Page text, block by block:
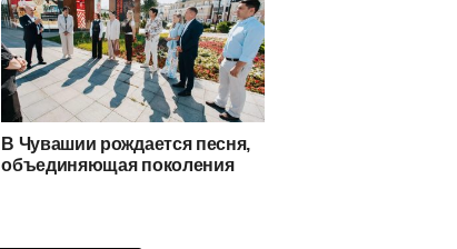
В Чувашии рождается песня,
объединяющая поколения